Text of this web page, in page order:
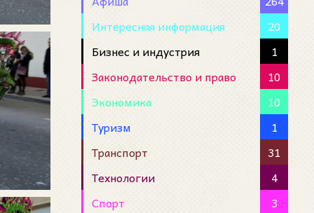
Интересная информация
20
Бизнес и индустрия
1
Законодательство и право
10
Экономика
10
Туризм
1
Транспорт
31
Технологии
4
Спорт
3